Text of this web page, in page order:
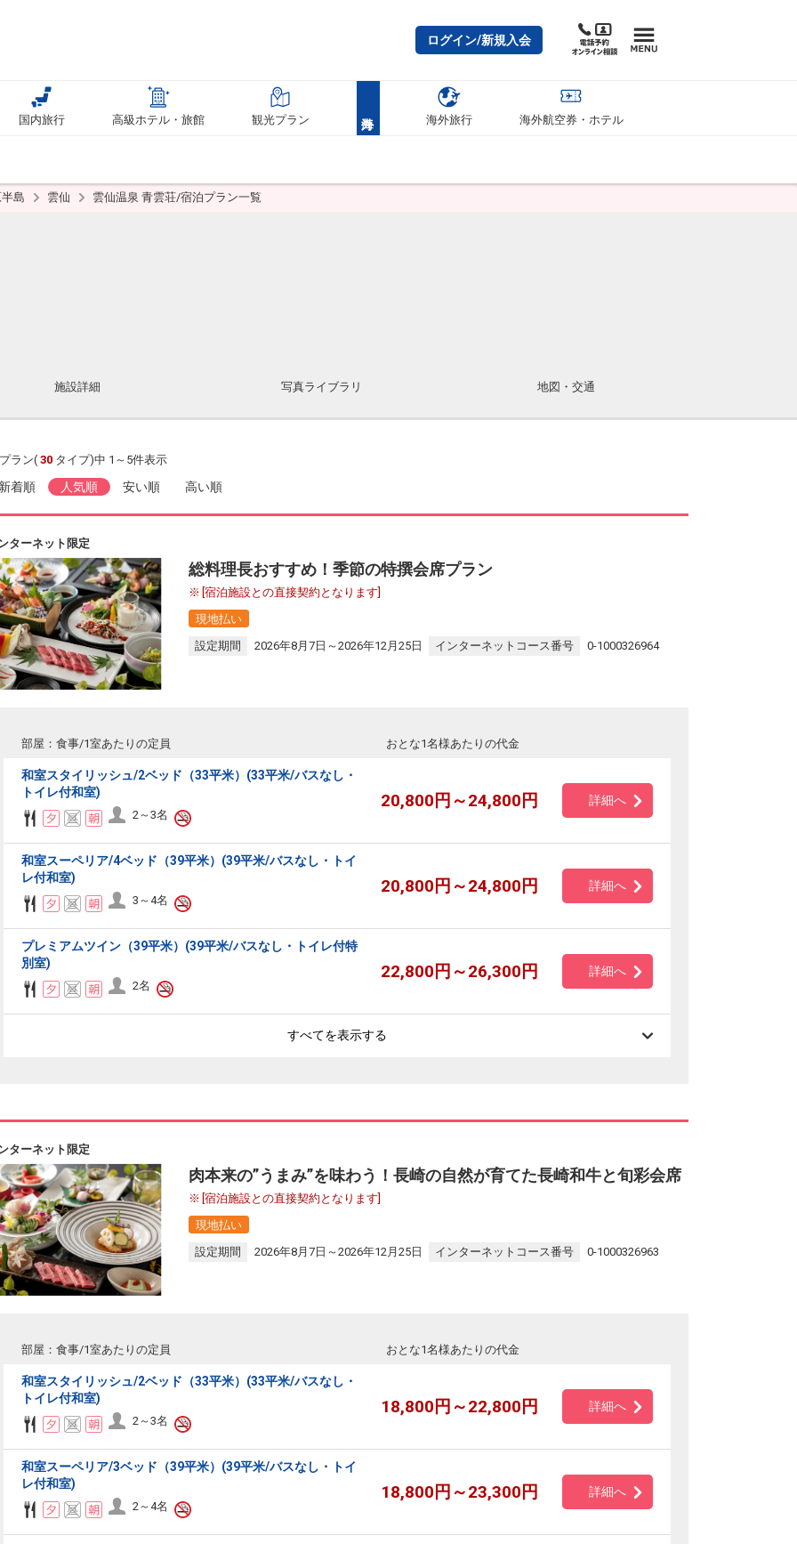
ログイン/新規入会
国内旅行 高級ホテル・旅館 観光プラン 海外旅行 海外航空券・ホテル
島 雲仙 雲仙温泉 青雲荘/宿泊プラン一覧
施設詳細 写真ライブラリ 地図・交通
プラン( 30 タイプ)中 1～5件表示
着順 人気順 安い順 高い順
ターネット限定
総料理長おすすめ！季節の特撰会席プラン
[宿泊施設との直接契約となります]
現地払い
設定期間
2026年8月7日～2026年12月25日 インターネットコース番号 0-1000326964
部屋：食事/1室あたりの定員 おとな1名様あたりの代金
和室スタイリッシュ/2ベッド（33平米）(33平米/バスなし・
トイレ付和室)
2～3名
20,800円～24,800円 詳細へ
和室スーペリア/4ベッド（39平米）(39平米/バスなし・トイ
レ付和室)
3～4名
20,800円～24,800円 詳細へ
プレミアムツイン（39平米）(39平米/バスなし・トイレ付特
別室)
2名
22,800円～26,300円 詳細へ
すべてを表示する
ターネット限定
肉本来の”うまみ”を味わう！長崎の自然が育てた長崎和牛と旬彩会席
[宿泊施設との直接契約となります]
現地払い
設定期間
2026年8月7日～2026年12月25日 インターネットコース番号 0-1000326963
部屋：食事/1室あたりの定員 おとな1名様あたりの代金
和室スタイリッシュ/2ベッド（33平米）(33平米/バスなし・
トイレ付和室)
2～3名
18,800円～22,800円 詳細へ
和室スーペリア/3ベッド（39平米）(39平米/バスなし・トイ
レ付和室)
2～4名
18,800円～23,300円 詳細へ